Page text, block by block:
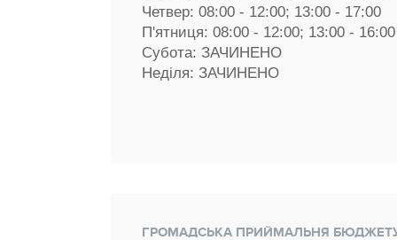
Четвер: 08:00 - 12:00; 13:00 - 17:00
П'ятниця: 08:00 - 12:00; 13:00 - 16:00
Субота: ЗАЧИНЕНО
Неділя: ЗАЧИНЕНО
ГРОМАДСЬКА ПРИЙМАЛЬНЯ